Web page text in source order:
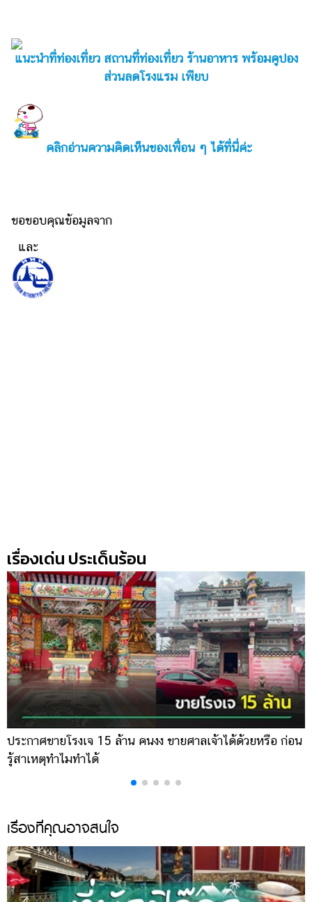
แนะนำที่ท่องเที่ยว สถานที่ท่องเที่ยว ร้านอาหาร พร้อมคูปอง
ส่วนลดโรงแรม เพียบ
คลิกอ่านความคิดเห็นของเพื่อน ๆ ได้ที่นี่ค่ะ
ขอขอบคุณข้อมูลจาก
และ
เรื่องเด่น ประเด็นร้อน
ประกาศขายโรงเจ 15 ล้าน คนงง ขายศาลเจ้าได้ด้วยหรือ ก่อน
รู้สาเหตุทำไมทำได้
เรื่องที่คุณอาจสนใจ